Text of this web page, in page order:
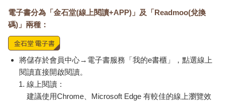
電子書分為「金石堂(線上閱讀+APP)」及「Readmoo(兌換
碼)」兩種：
將儲存於會員中心→電子書服務「我的e書櫃」，點選線上
閱讀直接開啟閱讀。
線上閱讀：
建議使用Chrome、Microsoft Edge 有較佳的線上瀏覽效